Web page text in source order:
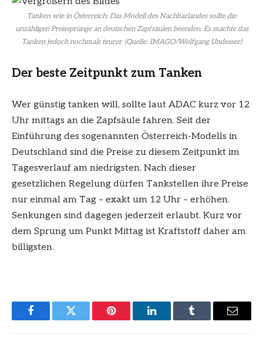
Tanken wie in Österreich: Das Modell des Nachbarlandes sollte die
unzähligen Preissprünge an deutschen Zapfsäulen beenden. Es machte das
Tanken jedoch nochmals teurer. (Quelle: IMAGO/Wolfgang Undesser)
Der beste Zeitpunkt zum Tanken
Wer günstig tanken will, sollte laut ADAC kurz vor 12
Uhr mittags an die Zapfsäule fahren. Seit der
Einführung des sogenannten Österreich-Modells in
Deutschland sind die Preise zu diesem Zeitpunkt im
Tagesverlauf am niedrigsten. Nach dieser
gesetzlichen Regelung dürfen Tankstellen ihre Preise
nur einmal am Tag – exakt um 12 Uhr – erhöhen.
Senkungen sind dagegen jederzeit erlaubt. Kurz vor
dem Sprung um Punkt Mittag ist Kraftstoff daher am
billigsten.
FacebookTwitter Pinterest LinkedInTumblr Email